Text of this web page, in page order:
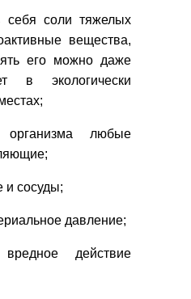
себя соли тяжелых
вещества,
его можно даже
в экологически
любые
и сосуды;
давление;
действие